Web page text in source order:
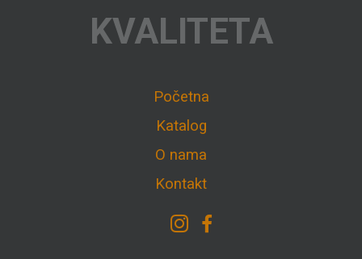
KVALITETA
Početna
Katalog
O nama
Kontakt